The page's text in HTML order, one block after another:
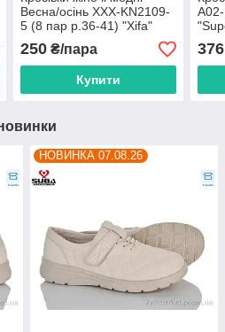
Весна/осінь XXX-KN2109-
5 (8 пар р.36-41) "Xifa"
оптом від прямого
постачальника
250₴/пара
Купити
376
НОВИНКА 07.08.26